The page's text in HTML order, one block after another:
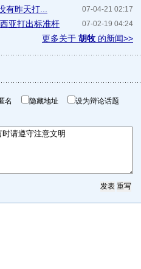
07-04-21 02:17
有昨天打...
07-02-19 04:24
亚打出标准杆
更多关于 胡牧的新闻>>
名 隐藏地址 设为辩论话题